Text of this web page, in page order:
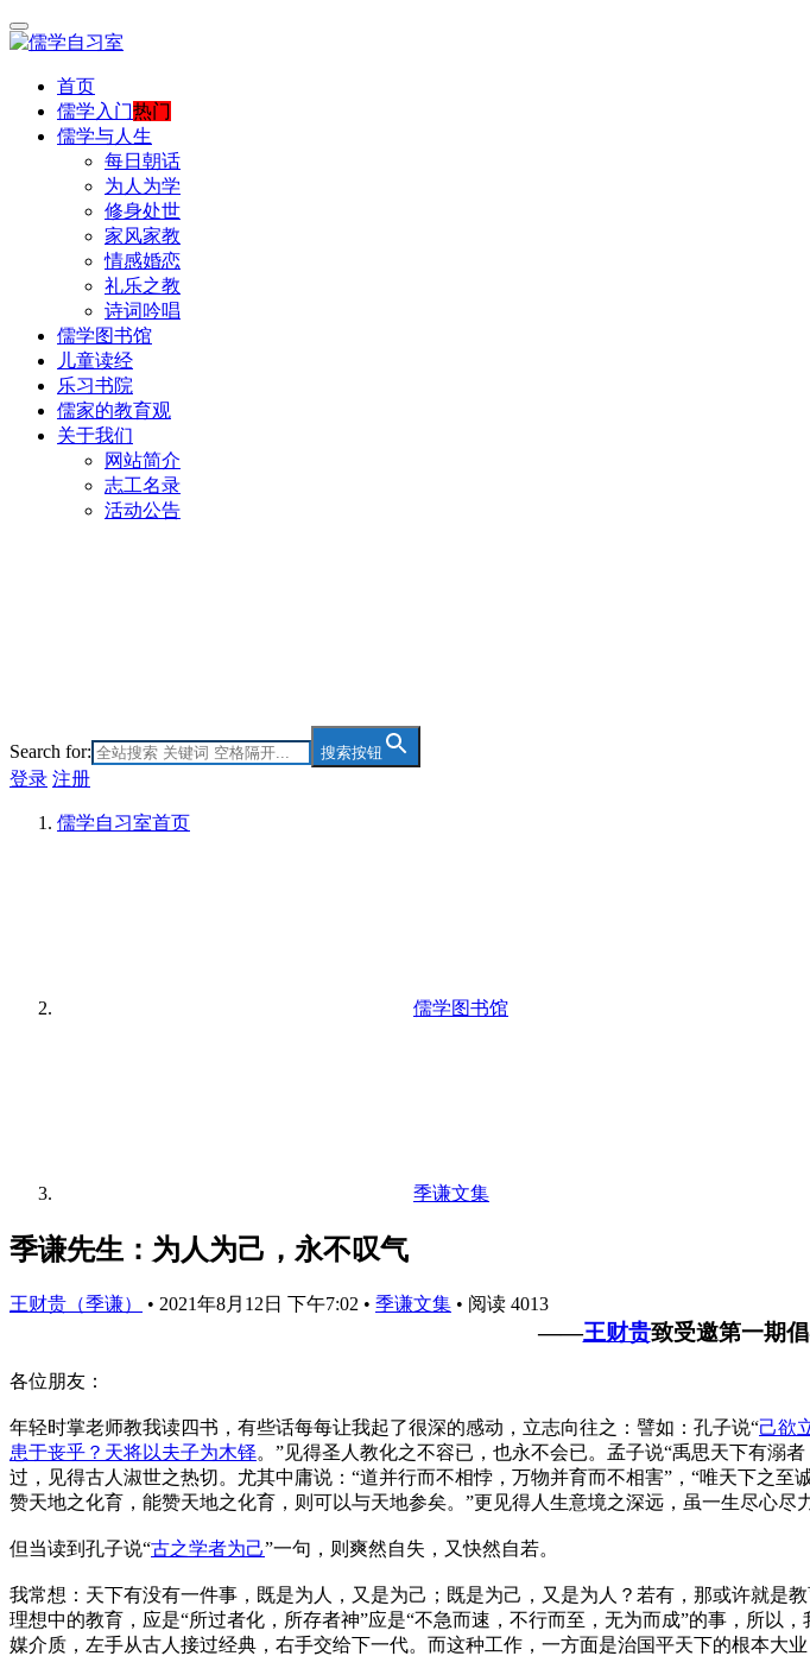
首页
儒学入门热门
儒学与人生
每日朝话
为人为学
修身处世
家风家教
情感婚恋
礼乐之教
诗词吟唱
儒学图书馆
儿童读经
乐习书院
儒家的教育观
关于我们
网站简介
志工名录
活动公告
Search for: 搜索按钮
登录 注册
儒学自习室首页
儒学图书馆
季谦文集
季谦先生：为人为己，永不叹气
王财贵（季谦） • 2021年8月12日 下午7:02 • 季谦文集 • 阅读 4013
——王财贵致受邀第一期
各位朋友：
年轻时掌老师教我读四书，有些话每每让我起了很深的感动，立志向往之：譬如：孔子说“己欲
患于丧乎？天将以夫子为木铎。”见得圣人教化之不容已，也永不会已。孟子说“禹思天下有溺
过，见得古人淑世之热切。尤其中庸说：“道并行而不相悖，万物并育而不相害”，“唯天下之
赞天地之化育，能赞天地之化育，则可以与天地参矣。”更见得人生意境之深远，虽一生尽心尽
但当读到孔子说“古之学者为己”一句，则爽然自失，又快然自若。
我常想：天下有没有一件事，既是为人，又是为己；既是为己，又是为人？若有，那或许就是
理想中的教育，应是“所过者化，所存者神”应是“不急而速，不行而至，无为而成”的事，所
媒介质，左手从古人接过经典，右手交给下一代。而这种工作，一方面是治国平天下的根本大